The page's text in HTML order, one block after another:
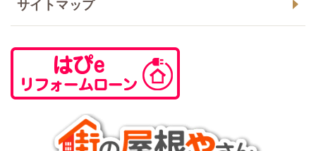
サイトマップ